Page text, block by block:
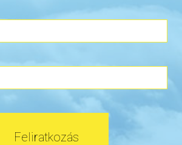
(franciaágyas) szoba felnőtt pótággyal
Időtartam:7 éj
850.000 Ft-tól
Feliratkozás